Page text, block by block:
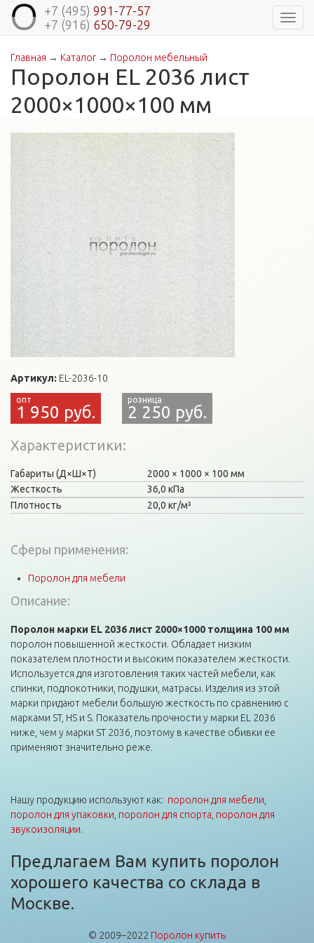
+7 (495) 991-77-57
+7 (916) 650-79-29
Вы здесь
Главная → Каталог→ Поролон мебельный
Поролон EL 2036 лист
2000×1000×100 мм
Артикул: EL-2036-10
1 950 руб. 2 250 руб.
Характеристики
Габариты (Д×Ш×Т) 2000 1000
100 мм
Жесткость
36,0 кПа
Плотность
20,0 кг/м³
Сферы применения:
Поролон для мебели
Описание:
Поролон марки EL 2036 лист 2000×1000 толщина 100 мм
поролон повышенной жесткости. Обладает низким
показателем плотности и высоким показателем жесткости.
Используется для изготовления таких частей мебели, как
спинки, подлокотники, подушки, матрасы. Изделия из этой
марки придают мебели большую жесткость по сравнению с
марками ST, HS и S. Показатель прочности у марки EL 2036
ниже, чем у марки ST 2036, поэтому в качестве обивки ее
применяют значительно реже.
Нашу продукцию используют как: поролон для мебели
поролон для упаковки поролон для спорта поролон для
звукоизоляции.
Предлагаем Вам купить поролон
хорошего качества со склада в
Москве.
© 2009–2022 Поролон купить